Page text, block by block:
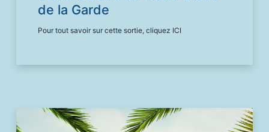
de la Garde
Pour tout savoir sur cette sortie, cliquez ICI